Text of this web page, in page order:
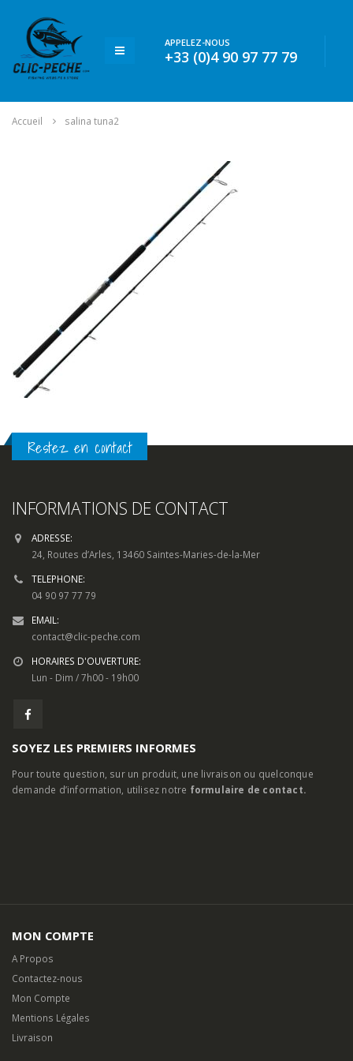
APPELEZ-NOUS
+33 (0)4 90 97 77 79
Accueil salina tuna2
Restez en contact
INFORMATIONS DE CONTACT
ADRESSE:
24, Routes d’Arles, 13460 Saintes-Maries-de-la-Mer
TELEPHONE:
04 90 97 77 79
EMAIL:
contact@clic-peche.com
HORAIRES D'OUVERTURE:
Lun - Dim / 7h00 - 19h00
SOYEZ LES PREMIERS INFORMES
Pour toute question, sur un produit, une livraison ou quelconque
demande d’information, utilisez notre formulaire de contact.
MON COMPTE
A Propos
Contactez-nous
Mon Compte
Mentions Légales
Livraison